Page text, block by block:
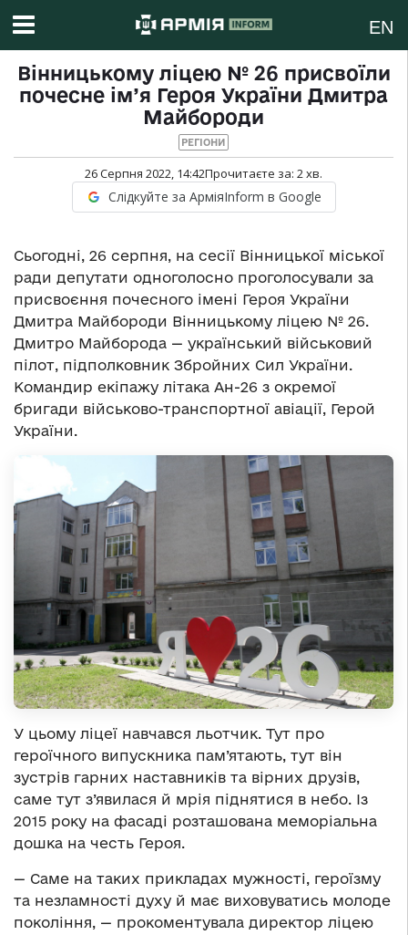
EN
Вінницькому ліцею № 26 присвоїли
почесне ім’я Героя України Дмитра
Майбороди
РЕГІОНИ
26 Серпня 2022, 14:42Прочитаєте за: 2хв.
Слідкуйте за АрміяInform в Google
Сьогодні, 26 серпня, на сесії Вінницької міської
ради депутати одноголосно проголосували за
присвоєння почесного імені Героя України
Дмитра Майбороди Вінницькому ліцею № 26.
Дмитро Майборода — український військовий
пілот, підполковник Збройних Сил України.
Командир екіпажу літака Ан-26 з окремої
бригади військово-транспортної авіації, Герой
України.
У цьому ліцеї навчався льотчик. Тут про
героїчного випускника пам’ятають, тут він
зустрів гарних наставників та вірних друзів,
саме тут з’явилася й мрія піднятися в небо. Із
2015 року на фасаді розташована меморіальна
дошка на честь Героя.
— Саме на таких прикладах мужності, героїзму
та незламності духу й має виховуватись молоде
покоління, — прокоментувала директор ліцею